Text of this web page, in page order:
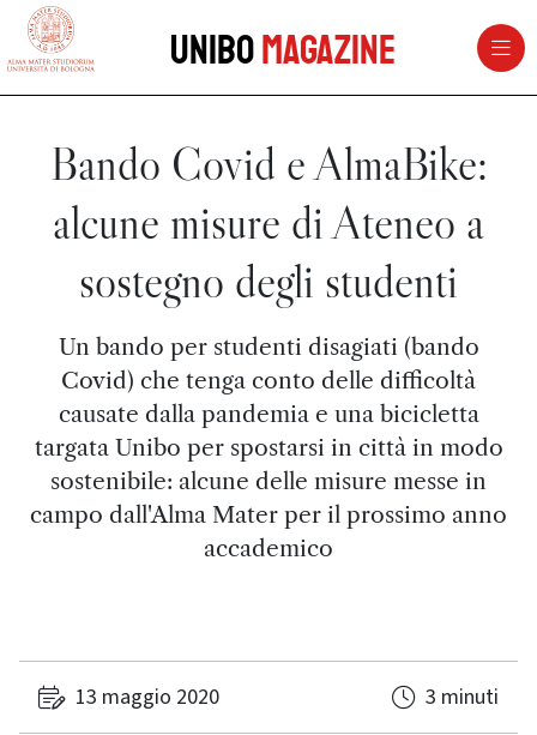
vai al contenuto della pagina
UniboMagazine
Bando Covid e AlmaBike:
alcune misure di Ateneo a
sostegno degli studenti
Un bando per studenti disagiati (bando
Covid) che tenga conto delle difficoltà
causate dalla pandemia e una bicicletta
targata Unibo per spostarsi in città in modo
sostenibile: alcune delle misure messe in
campo dall'Alma Mater per il prossimo anno
accademico
13 maggio 2020 3 minuti